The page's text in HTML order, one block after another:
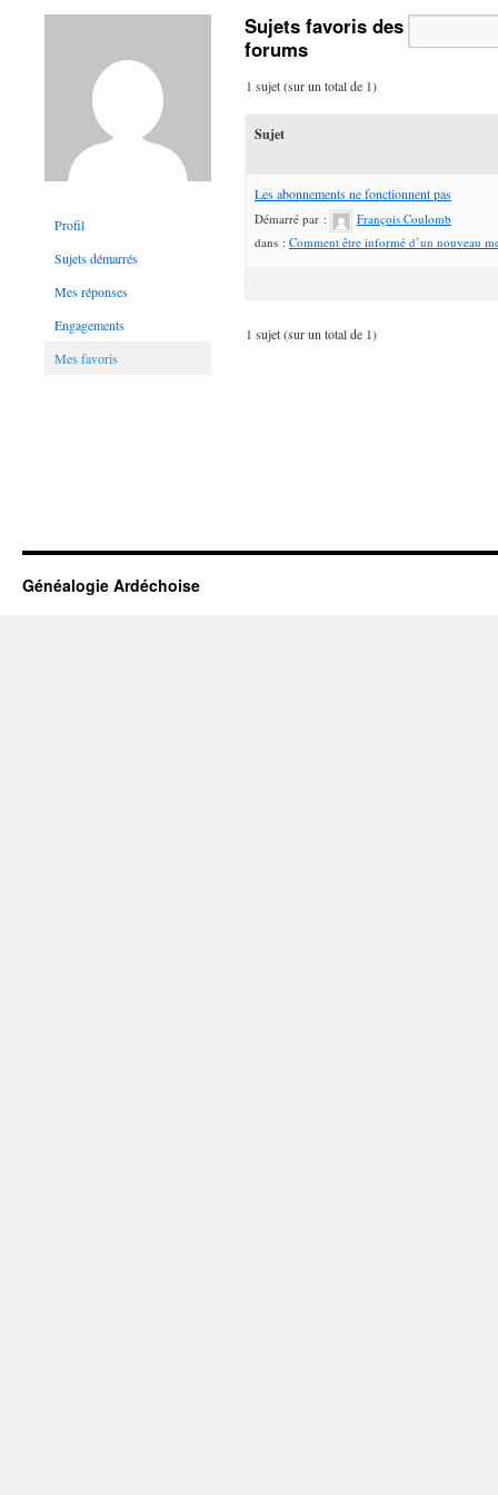
Profil
Sujets démarrés
Mes réponses
Engagements
Mes favoris
Sujets favoris des
forums
1 sujet (sur un total de 1)
Sujet
Les abonnements ne fonctionnent pas
Démarré par :
François Coulomb
dans : Comment être informé d’un nouveau
1 sujet (sur un total de 1)
Généalogie Ardéchoise